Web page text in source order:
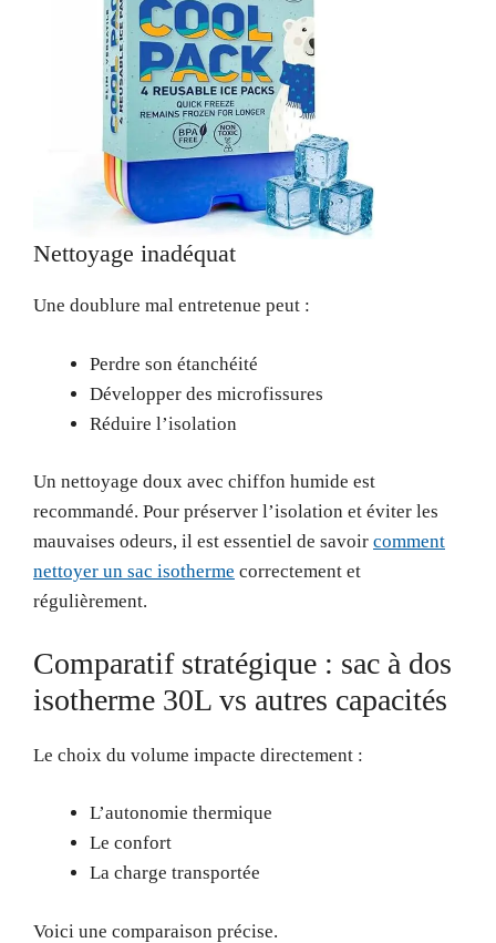
Nettoyage inadéquat
Une doublure mal entretenue peut :
Perdre son étanchéité
Développer des microfissures
Réduire l’isolation
Un nettoyage doux avec chiffon humide est
recommandé. Pour préserver l’isolation et éviter les
mauvaises odeurs, il est essentiel de savoir comment
nettoyer un sac isotherme correctement et
régulièrement.
Comparatif stratégique : sac à dos
isotherme 30L vs autres capacités
Le choix du volume impacte directement :
L’autonomie thermique
Le confort
La charge transportée
Voici une comparaison précise.